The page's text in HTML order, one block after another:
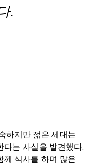
.
하지만 젊은 세대는
는 사실을 발견했다.
께 식사를 하며 많은